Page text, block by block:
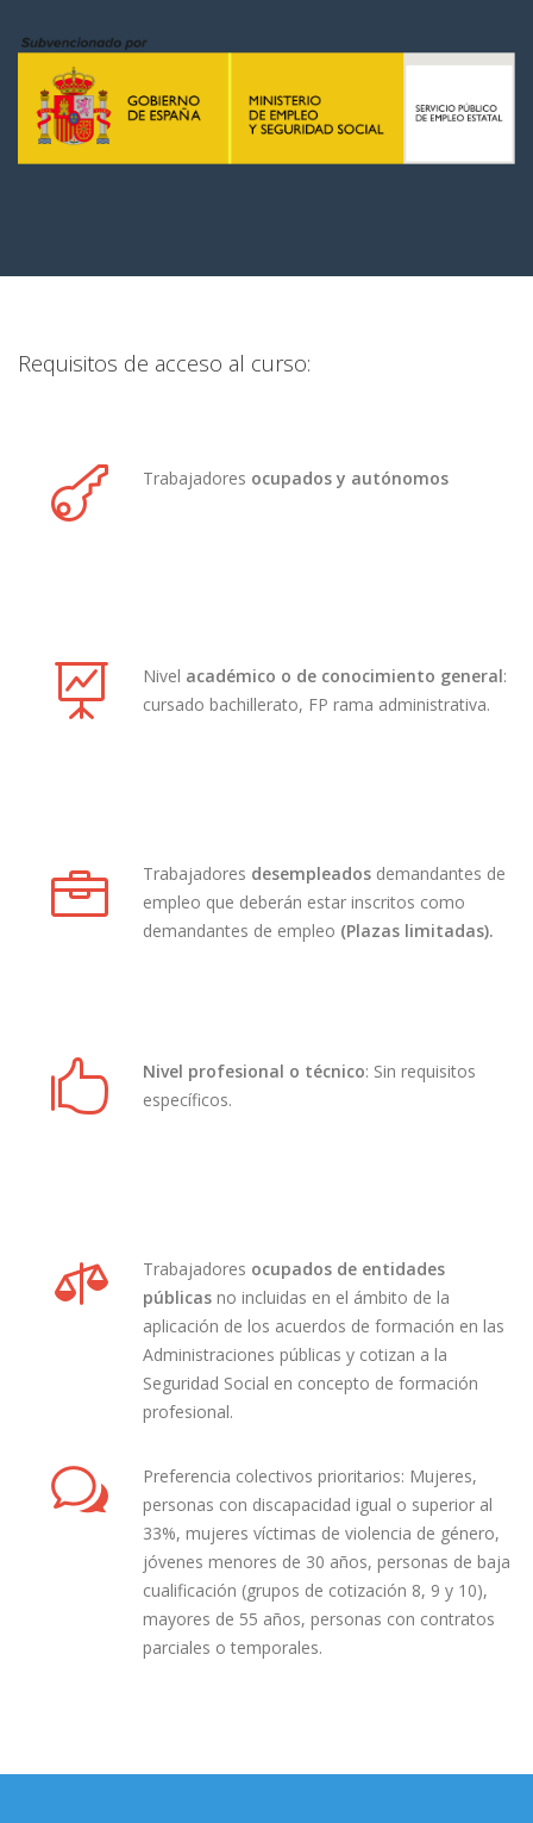
Requisitos de acceso al curso:
Trabajadores ocupados y autónomos
Nivel académico o de conocimiento general:
cursado bachillerato, FP rama administrativa.
Trabajadores desempleadosdemandantes de
empleo que deberán estar inscritos como
demandantes de empleo (Plazas limitadas).
Nivel profesional o técnico: Sin requisitos
específicos.
Trabajadores ocupados de entidades
públicasno incluidas en el ámbito de la
aplicación de los acuerdos de formación en las
Administraciones públicas y cotizan a la
Seguridad Social en concepto de formación
profesional.
Preferencia colectivos prioritarios: Mujeres,
personas con discapacidad igual o superior al
33%, mujeres víctimas de violencia de género,
jóvenes menores de 30 años, personas de baja
cualificación (grupos de cotización 8, 9 y 10),
mayores de 55 años, personas con contratos
parciales o temporales.